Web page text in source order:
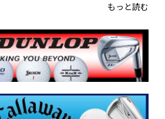
もっと読む